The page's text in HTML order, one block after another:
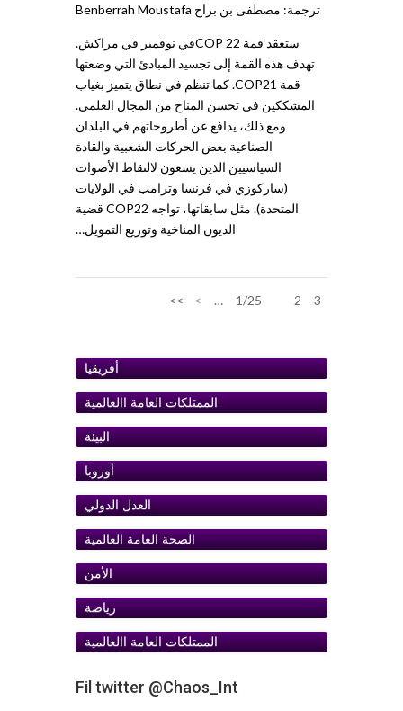
ترجمة: مصطفى بن براح Benberrah Moustafa
ستعقد قمة 22 COPفي نوفمبر في مراكش.
تهدف هذه القمة إلى تجسيد المبادئ التي وضعتها
قمة COP21. كما تنظم في نطاق يتميز بغياب
المشككين في تحسن المناخ من المجال العلمي.
ومع ذلك، يدافع عن أطروحاتهم في البلدان
الصناعية بعض الحركات الشعبية والقادة
السياسيين الذين يسعون لالتقاط الأصوات
(ساركوزي في فرنسا وترامب في الولايات
المتحدة). مثل سابقاتها، تواجه COP22 قضية
الديون المناخية وتوزيع التمويل…
1/25 2 3
…
>
>>
أفريقيا
الممتلكات العامة اﺍلعالمية
البيئة
أوروبا
ﺍلعدل الدولي
الصحة العامة العالمية
الأمن
رياضة
الممتلكات العامة اﺍلعالمية
Fil twitter @Chaos_Int